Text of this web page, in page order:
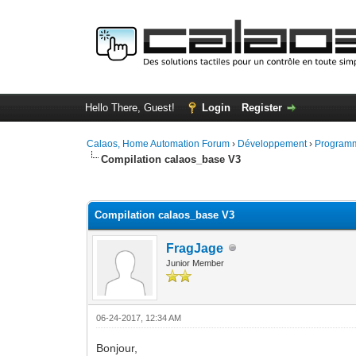
Hello There, Guest! Login Register
Calaos, Home Automation Forum › Développement›
Compilation calaos_base V3
Compilation calaos_base V3
FragJage
Junior Member
06-24-2017, 12:34 AM
Bonjour,